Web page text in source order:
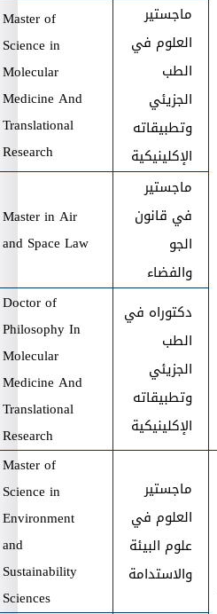
ماجستير
العلوم في
الطب
الجزيئي
وتطبيقاته
الإكلينيكية
Master of
Science in
Molecular
Medicine And
Translational
Research
ماجستير
في قانون
الجو
والفضاء
Master in Air
and Space Law
دكتوراه في
الطب
الجزيئي
وتطبيقاته
الإكلينيكية
Doctor of
Philosophy In
Molecular
Medicine And
Translational
Research
ماجستير
العلوم في
علوم البيئة
والاستدامة
Master of
Science in
Environment
and
Sustainability
Sciences